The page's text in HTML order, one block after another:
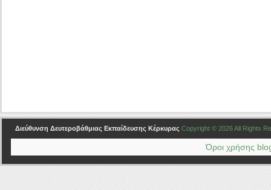
Διεύθυνση Δευτεροβάθμιας Εκπαίδευσης Κέρκυρας Copyright © 2026 All Rights
Όροι χρήσης